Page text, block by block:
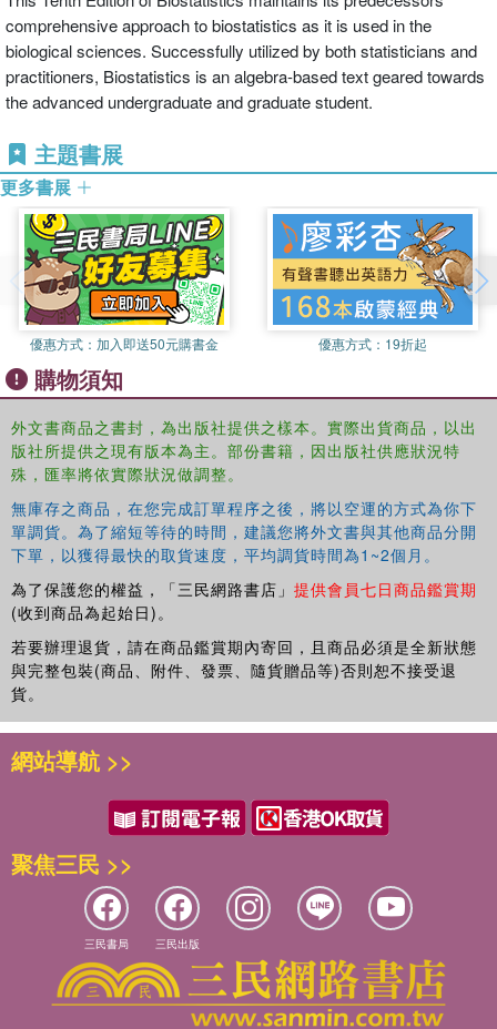
comprehensive approach to biostatistics as it is used in the
biological sciences. Successfully utilized by both statisticians and
practitioners, Biostatistics is an algebra-based text geared towards
the advanced undergraduate and graduate student.
主題書展
更多書展
優惠方式： 加入即送50元購書金 優惠方式： 19折起
購物須知
外文書商品之書封，為出版社提供之樣本。實際出貨商品，以出
版社所提供之現有版本為主。部份書籍，因出版社供應狀況特
殊，匯率將依實際狀況做調整。
無庫存之商品，在您完成訂單程序之後，將以空運的方式為你下
單調貨。為了縮短等待的時間，建議您將外文書與其他商品分開
下單，以獲得最快的取貨速度，平均調貨時間為1~2個月。
為了保護您的權益，「三民網路書店」 提供會員七日商品鑑賞期
(收到商品為起始日)。
若要辦理退貨，請在商品鑑賞期內寄回，且商品必須是全新狀態
與完整包裝(商品、附件、發票、隨貨贈品等)否則恕不接受退
貨。
網站導航 >>
聚焦三民 >>
三民書局 三民出版